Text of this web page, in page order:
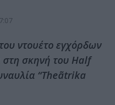
ντουέτο εγχόρδων
στη σκηνή του Half
“Τheãtrika